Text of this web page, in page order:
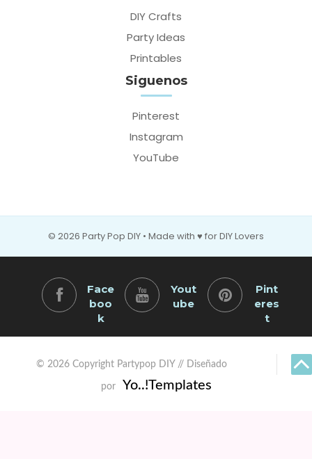
DIY Crafts
Party Ideas
Printables
Siguenos
Pinterest
Instagram
YouTube
© 2026 Party Pop DIY • Made with ♥ for DIY Lovers
Face
boo
k
Yout
ube
Pint
eres
t
© 2026 Copyright Partypop DIY // Diseñado
por Yo..!Templates